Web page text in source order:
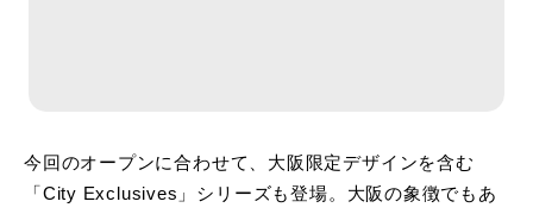
今回のオープンに合わせて、大阪限定デザインを含む
「City Exclusives」シリーズも登場。大阪の象徴でもあ